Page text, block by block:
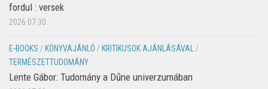
fordul : versek
2026.07.30.
E-BOOKS / KÖNYVAJÁNLÓ / KRITIKUSOK AJÁNLÁSÁVAL
/
TERMÉSZETTUDOMÁNY
Lente Gábor: Tudomány a Dűne univerzumában